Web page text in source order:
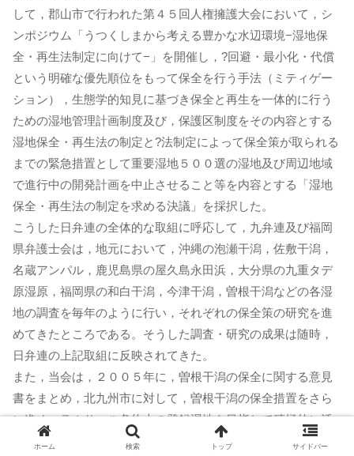
して，郡山市で行われた第４５回人権擁護大会において，シ
ンポジウム「うつくしまから考える豊かな水辺環境−湿地保
全・再生法制定に向けて−」を開催し，?回避・最小化・代償
という明確な優先順位をもって保全を行う手法（ミティゲー
ション），生態学的知見に基づき保全と再生を一体的に行う
ための湿地管理計画制度及び，保護区制度をその内容とする
湿地保全・再生法の制定と?法制定によって保全策が取られる
までの緊急措置として重要湿地５００選の湿地及び周辺地域
で進行中の開発計画を中止させること等を内容とする「湿地
保全・再生法の制定を求める決議」を採択した。
こうした日弁連の全体的な取組に呼応して，九弁連及び福岡
県弁護士会は，地元において，沖縄の泡瀬干潟，佐敷干潟，
名蔵アンパル，鹿児島県の屋久島永田浜，大分県の九重タデ
原湿原，福岡県の和白干潟，今津干潟，曽根干潟などの各湿
地の調査を毎年のように行い，それぞれの保全策の研究を進
めてきたところである。そうした調査・研究の成果は随時，
日弁連の上記取組に反映されてきた。
また，当会は，２００５年に，曽根干潟の保全に関する意見
書をまとめ，北九州市に対して，曽根干潟の保全措置をさら
に進め，ラムサール条約上の登録湿地を目指して積極的に活
動すべきであると提言した。
ホーム 検索 トップ サイドバー